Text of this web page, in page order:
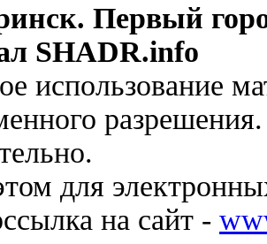
Первый
SHADR.info
использование
для
на сайт -